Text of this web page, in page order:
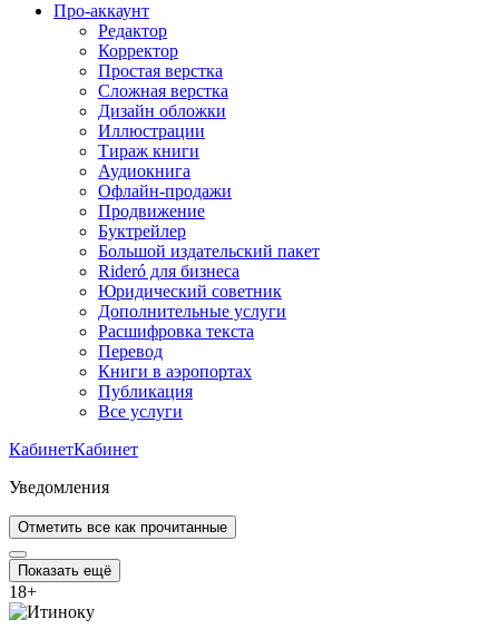
Про-аккаунт
Редактор
Корректор
Простая верстка
Сложная верстка
Дизайн обложки
Иллюстрации
Тираж книги
Аудиокнига
Офлайн-продажи
Продвижение
Буктрейлер
Большой издательский пакет
Rideró для бизнеса
Юридический советник
Дополнительные услуги
Расшифровка текста
Перевод
Книги в аэропортах
Публикация
Все услуги
КабинетКабинет
Уведомления
Отметить все как прочитанные
Показать ещё
18+